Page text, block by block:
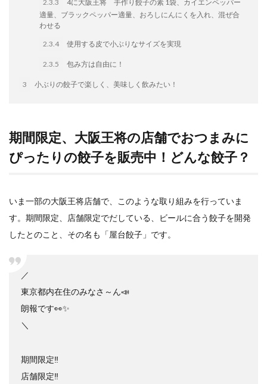
2.3.3
4に大阪王将 手作り餃子の素 1袋、カイエンペッパー
適量、ブラックペッパー適量、おろしにんにくを入れ、混ぜ合
わせる
2.3.4 使用する皮で小ぶりなサイズを実現
2.3.5 包み方は自由に！
3 小ぶりの餃子で楽しく、美味しく飲みたい！
期間限定、大阪王将の店舗でおつまみに
ぴったりの餃子を販売中！どんな餃子？
いま一部の大阪王将店舗で、このような取り組みを行っていま
す。期間限定、店舗限定でだしている、ビールに合う餃子を開発
したとのこと、その名も「屋台餃子」です。
／
東京都内在住のみなさ～ん📣
朗報です👀✨
＼
期間限定‼️
店舗限定‼️
イートアンドの仕事
アウトドア
アヒージョ
アレルギー
アレンジレシピ
セカンド冷凍庫
たれつき肉焼売
国産
冷凍食品ジャーナリスト山本純子の『冷凍食品のはなし』
冷凍食品ライフハック
万博
冷凍食品豆知識
冷凍餃子
冷凍麺 品質管理
問い合わせ
パックご飯
ハロウィン
ハンギョドン
ファミリーマート
ワイン
ぷるもち水餃子
マンドゥ
メスティン
ラーメン
検索